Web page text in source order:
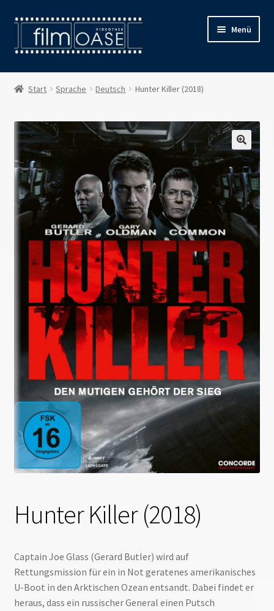
Zur
Navigation
springen
Zum
Inhalt
springen
Menü
Willkommen
Öffnungszeiten
Preise
Kontakt
Start Sprache Deutsch Hunter Killer (2018)
Hunter Killer (2018)
Captain Joe Glass (Gerard Butler) wird auf
Rettungsmission für ein in Not geratenes amerikanisches
U-Boot in den Arktischen Ozean entsandt. Dabei findet er
heraus, dass ein russischer General einen Putsch